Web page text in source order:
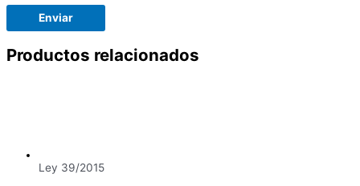
Productos relacionados
Ley 39/2015